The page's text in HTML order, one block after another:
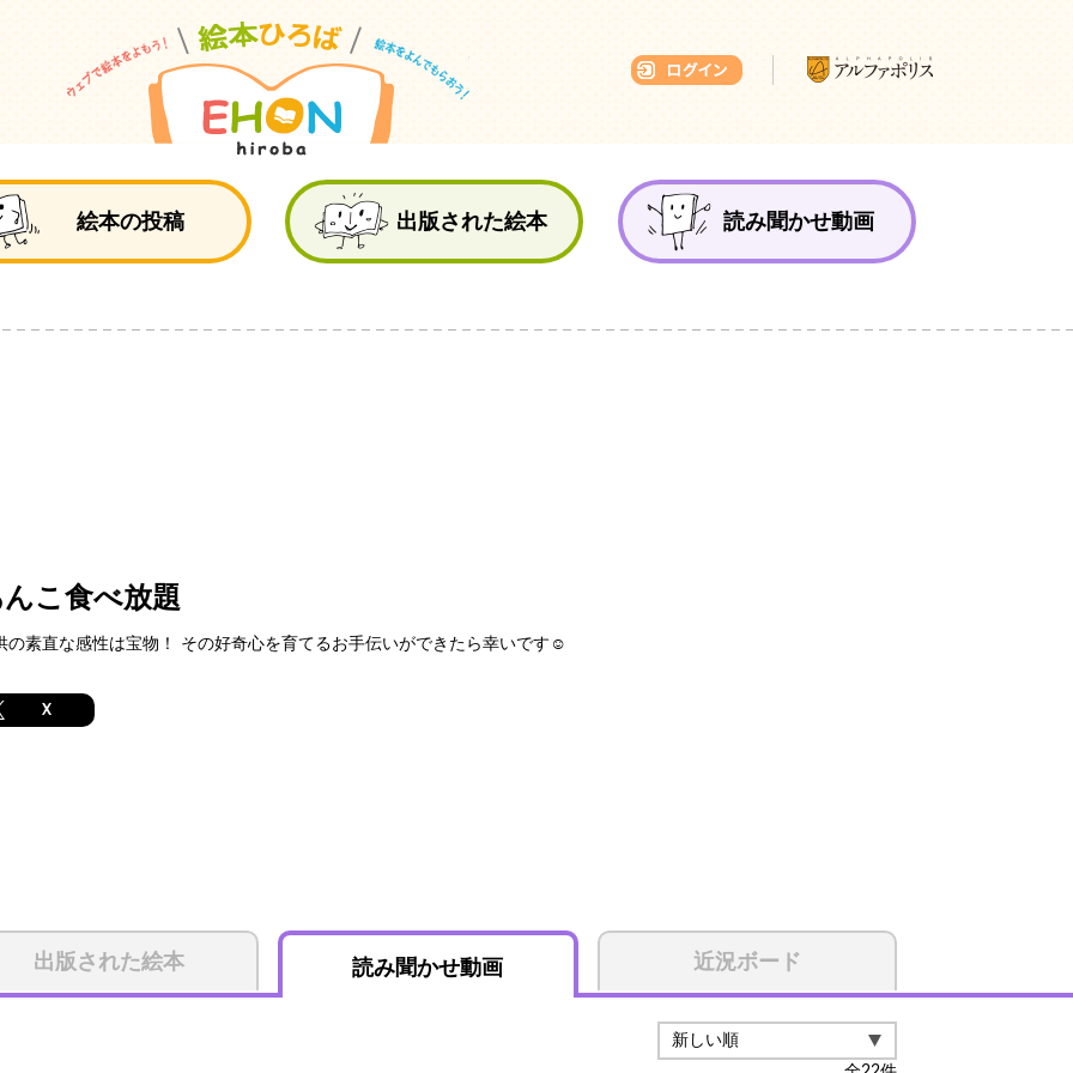
絵本の投稿 出版された絵本 読み聞かせ動画
こ食べ放題
の素直な感性は宝物！ その好奇心を育てるお手伝いができたら幸いです☺️
X
出版された絵本 読み聞かせ動画 近況ボード